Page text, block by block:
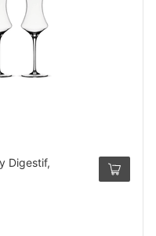
Digestif,